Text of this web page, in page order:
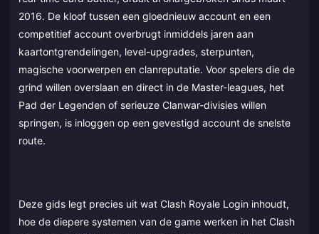
2016. De kloof tussen een gloednieuw account en een
competitief account overbrugt inmiddels jaren aan
kaartontgrendelingen, level-upgrades, sterpunten,
magische voorwerpen en clanreputatie. Voor spelers die de
grind willen overslaan en direct in de Master-leagues, het
Pad der Legenden of serieuze Clanwar-divisies willen
springen, is inloggen op een gevestigd account de snelste
route.
Deze gids legt precies uit wat Clash Royale Login inhoudt,
hoe de diepere systemen van de game werken in het Clash